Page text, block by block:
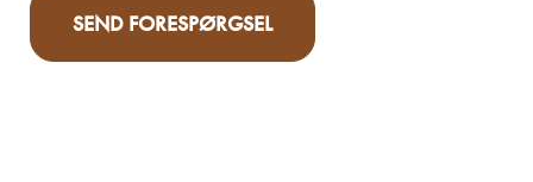
SEND FORESPØRGSEL